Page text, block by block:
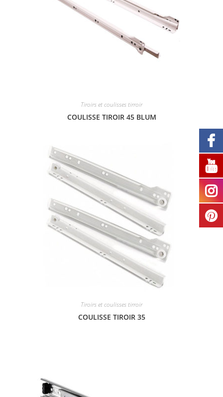
Tiroirs et coulisses tirroir
COULISSE TIROIR 45 BLUM
Tiroirs et coulisses tirroir
COULISSE TIROIR 35